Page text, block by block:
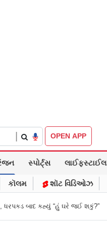
OPEN APP
સ્પોર્ટ્સ લાઈફસ્ટાઈલ
કૉલમ શૉટ વિડિઓઝ
બાબા બાગેશ્વર નથી...’: IIT દિલ્હીમાં